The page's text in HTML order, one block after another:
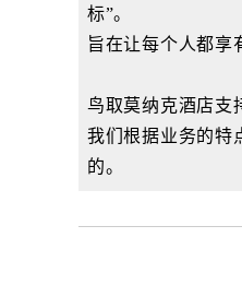
标”。
旨在让每个人都享
鸟取莫纳克酒店支
我们根据业务的特
的。